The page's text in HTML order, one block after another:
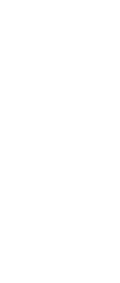
ইরান যুদ্ধ: ট্রাম্প